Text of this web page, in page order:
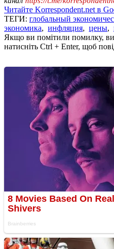
Читайте Korrespondent.net в
ТЕГИ: глобальный
экономика, инфляция, цены,
Якщо ви помітили помилку,
натисніть Ctrl + Enter, щоб